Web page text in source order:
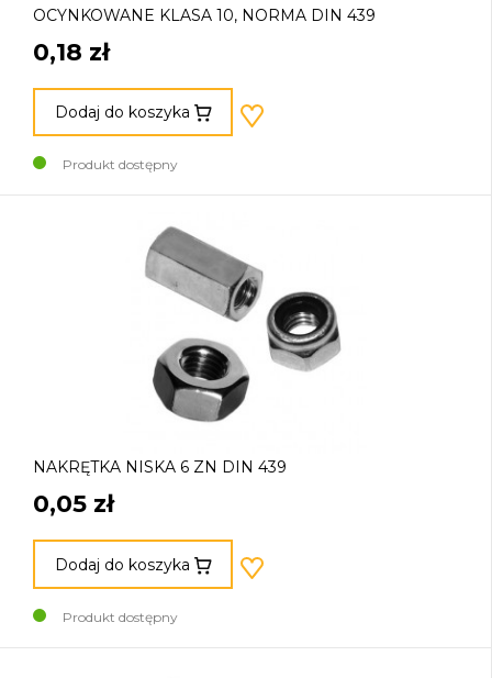
OCYNKOWANE KLASA 10, NORMA DIN 439
0,18 zł
Dodaj do koszyka
Produkt dostępny
NAKRĘTKA NISKA 6 ZN DIN 439
0,05 zł
Dodaj do koszyka
Produkt dostępny